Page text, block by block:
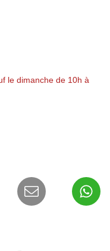
le dimanche de 10h à